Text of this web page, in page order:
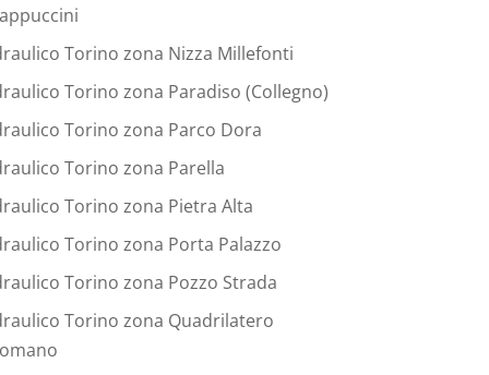
Torino zona Nizza Millefonti
Torino zona Paradiso (Collegno)
Torino zona Parco Dora
Torino zona Parella
Torino zona Pietra Alta
Torino zona Porta Palazzo
Torino zona Pozzo Strada
Torino zona Quadrilatero